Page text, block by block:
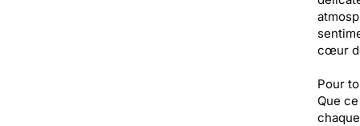
cœur
Pour
Que